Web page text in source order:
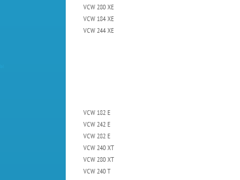
VCW 280 XE
VCW 184 XE
VCW 244 XE
VCW 182 E
VCW 242 E
VCW 282 E
VCW 240 XT
VCW 280 XT
VCW 240 T